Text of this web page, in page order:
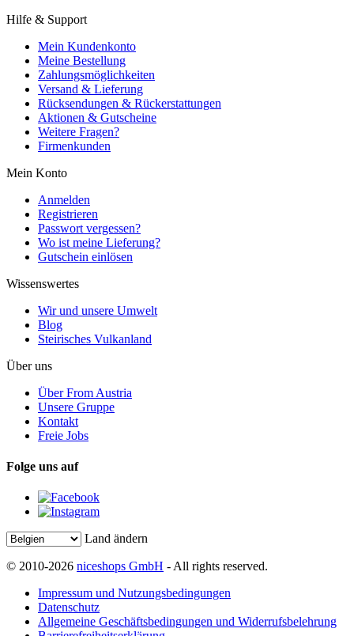
Hilfe & Support
Mein Kundenkonto
Meine Bestellung
Zahlungsmöglichkeiten
Versand & Lieferung
Rücksendungen & Rückerstattungen
Aktionen & Gutscheine
Weitere Fragen?
Firmenkunden
Mein Konto
Anmelden
Registrieren
Passwort vergessen?
Wo ist meine Lieferung?
Gutschein einlösen
Wissenswertes
Wir und unsere Umwelt
Blog
Steirisches Vulkanland
Über uns
Über From Austria
Unsere Gruppe
Kontakt
Freie Jobs
Folge uns auf
Land ändern
© 2010-2026 niceshops GmbH - All rights reserved.
Impressum und Nutzungsbedingungen
Datenschutz
Allgemeine Geschäftsbedingungen und Widerrufsbelehrung